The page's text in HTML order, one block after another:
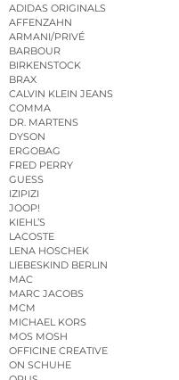
ADIDAS ORIGINALS
AFFENZAHN
ARMANI/PRIVÉ
BARBOUR
BIRKENSTOCK
BRAX
CALVIN KLEIN JEANS
COMMA
DR. MARTENS
DYSON
ERGOBAG
FRED PERRY
GUESS
IZIPIZI
JOOP!
KIEHL’S
LACOSTE
LENA HOSCHEK
LIEBESKIND BERLIN
MAC
MARC JACOBS
MCM
MICHAEL KORS
MOS MOSH
OFFICINE CREATIVE
ON SCHUHE